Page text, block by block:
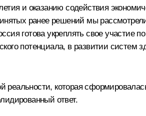
и оказанию содействия
ранее решений мы
готова укреплять свое участие
потенциала, в развитии систем
которая
ответ.